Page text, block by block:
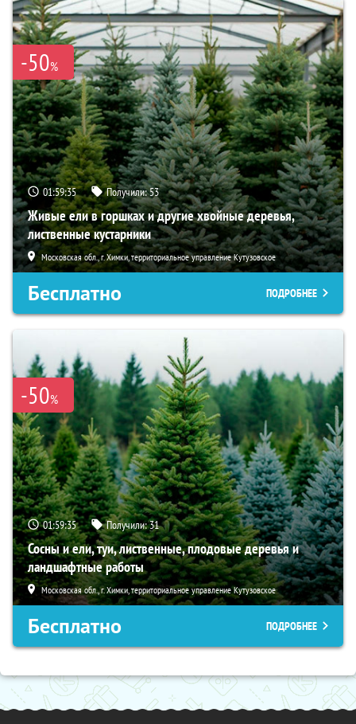
-50%
01:59:34 Получили:53
Живые ели в горшках и другие хвойные деревья,
лиственные кустарники
Московская обл., г. Химки, территориальное управление Кутузовское
Бесплатно ПОДРОБНЕЕ
-50%
01:59:34 Получили:31
Сосны и ели, туи, лиственные, плодовые деревья и
ландшафтные работы
Московская обл., г. Химки, территориальное управление Кутузовское
Бесплатно ПОДРОБНЕЕ